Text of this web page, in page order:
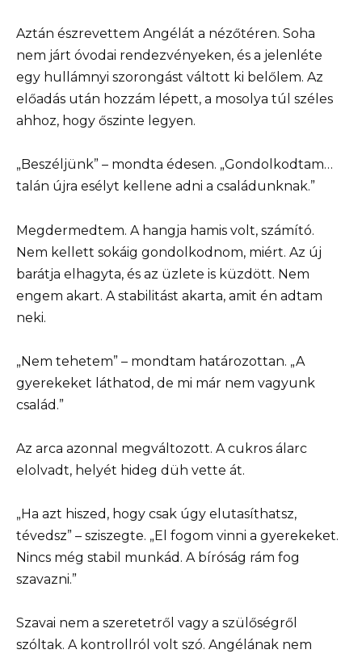
Aztán észrevettem Angélát a nézőtéren. Soha
nem járt óvodai rendezvényeken, és a jelenléte
egy hullámnyi szorongást váltott ki belőlem. Az
előadás után hozzám lépett, a mosolya túl széles
ahhoz, hogy őszinte legyen.
„Beszéljünk” – mondta édesen. „Gondolkodtam…
talán újra esélyt kellene adni a családunknak.”
Megdermedtem. A hangja hamis volt, számító.
Nem kellett sokáig gondolkodnom, miért. Az új
barátja elhagyta, és az üzlete is küzdött. Nem
engem akart. A stabilitást akarta, amit én adtam
neki.
„Nem tehetem” – mondtam határozottan. „A
gyerekeket láthatod, de mi már nem vagyunk
család.”
Az arca azonnal megváltozott. A cukros álarc
elolvadt, helyét hideg düh vette át.
„Ha azt hiszed, hogy csak úgy elutasíthatsz,
tévedsz” – sziszegte. „El fogom vinni a gyerekeket.
Nincs még stabil munkád. A bíróság rám fog
szavazni.”
Szavai nem a szeretetről vagy a szülőségről
szóltak. A kontrollról volt szó. Angélának nem